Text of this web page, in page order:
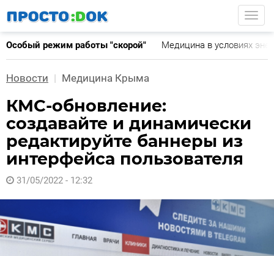
основному
содержанию
Особый режим работы "скорой" Медицина в условиях
Новости Медицина Крыма
КМС-обновление:
создавайте и динамически
редактируйте баннеры из
интерфейса пользователя
31/05/2022 - 12:32